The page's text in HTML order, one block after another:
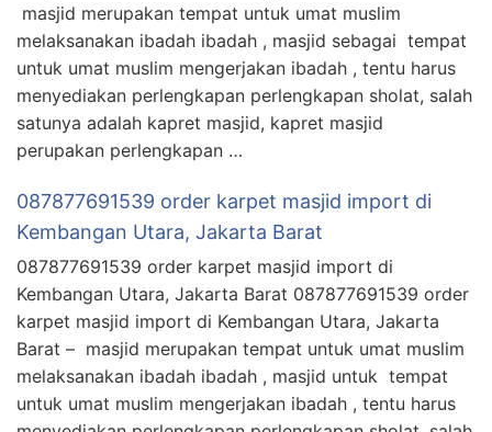
masjid merupakan tempat untuk umat muslim
melaksanakan ibadah ibadah , masjid sebagai tempat
untuk umat muslim mengerjakan ibadah , tentu harus
menyediakan perlengkapan perlengkapan sholat, salah
satunya adalah kapret masjid, kapret masjid
perupakan perlengkapan …
087877691539 order karpet masjid import di
Kembangan Utara, Jakarta Barat
087877691539 order karpet masjid import di
Kembangan Utara, Jakarta Barat 087877691539 order
karpet masjid import di Kembangan Utara, Jakarta
Barat – masjid merupakan tempat untuk umat muslim
melaksanakan ibadah ibadah , masjid untuk tempat
untuk umat muslim mengerjakan ibadah , tentu harus